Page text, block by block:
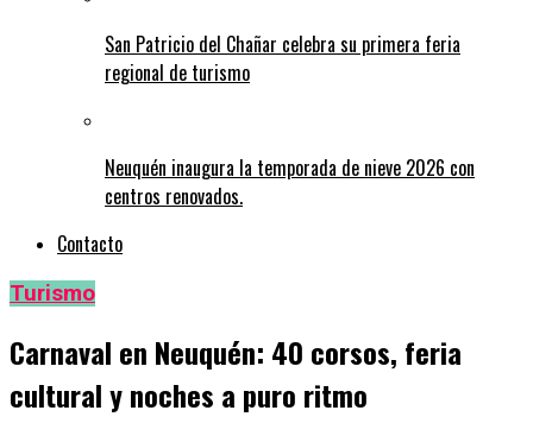
San Patricio del Chañar celebra su primera feria
regional de turismo
Neuquén inaugura la temporada de nieve 2026 con
centros renovados.
Contacto
Turismo
Carnaval en Neuquén: 40 corsos, feria
cultural y noches a puro ritmo